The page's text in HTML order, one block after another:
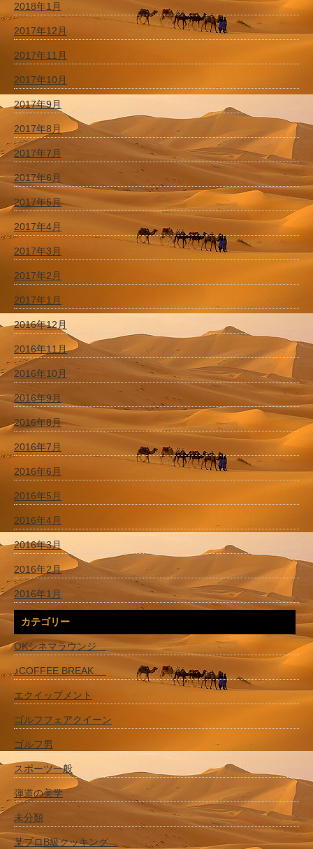
2018年1月
2017年12月
2017年11月
2017年10月
2017年9月
2017年8月
2017年7月
2017年6月
2017年5月
2017年4月
2017年3月
2017年2月
2017年1月
2016年12月
2016年11月
2016年10月
2016年9月
2016年8月
2016年7月
2016年6月
2016年5月
2016年4月
2016年3月
2016年2月
2016年1月
カテゴリー
OKシネマラウンジ
♪COFFEE BREAK
エクイップメント
ゴルフフェアクイーン
ゴルフ男
スポーツ一般
弾道の美学
未分類
某プロB級クッキング